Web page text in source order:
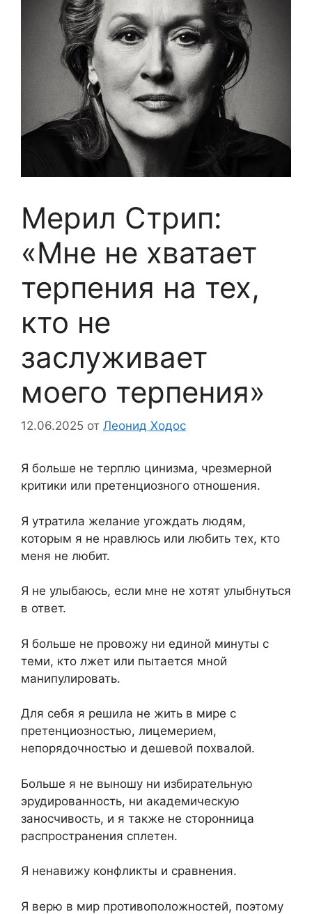
Мерил Стрип:
«Мне не хватает
терпения на тех,
кто не
заслуживает
моего терпения»
12.06.2025 от Леонид Ходос
Я больше не терплю цинизма, чрезмерной
критики или претенциозного отношения.
Я утратила желание угождать людям,
которым я не нравлюсь или любить тех, кто
меня не любит.
Я не улыбаюсь, если мне не хотят улыбнуться
в ответ.
Я больше не провожу ни единой минуты с
теми, кто лжет или пытается мной
манипулировать.
Для себя я решила не жить в мире с
претенциозностью, лицемерием,
непорядочностью и дешевой похвалой.
Больше я не выношу ни избирательную
эрудированность, ни академическую
заносчивость, и я также не сторонница
распространения сплетен.
Я ненавижу конфликты и сравнения.
Я верю в мир противоположностей, поэтому